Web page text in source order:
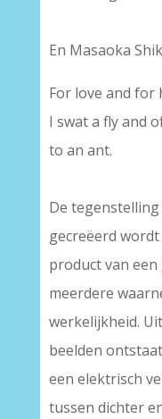
En Masaoka
For love and for
I swat a fly and
to an ant.
De
gecreëerd
product van
meerdere
werkelijkheid.
beelden
een elektrisch
tussen dichter